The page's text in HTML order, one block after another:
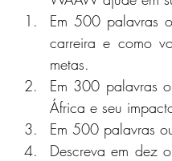
Em 500 palavras
carreira e como
metas.
Em 300 palavras
África e seu
Em 500 palavras
Descreva em dez